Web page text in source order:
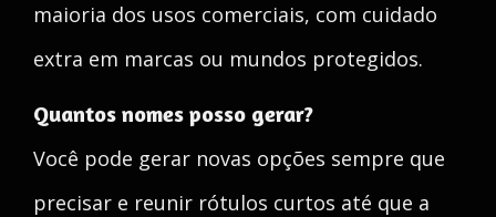
maioria dos usos comerciais, com cuidado
extra em marcas ou mundos protegidos.
Quantos nomes posso gerar?
Você pode gerar novas opções sempre que
precisar e reunir rótulos curtos até que a